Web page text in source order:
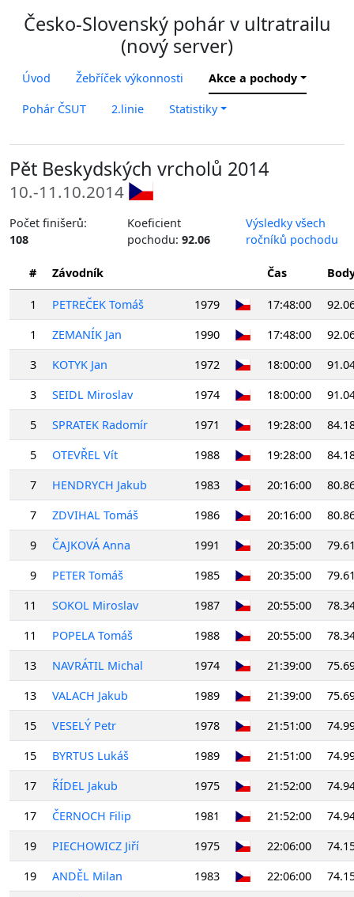
Česko-Slovenský pohár v ultratrailu
(nový server)
Úvod Žebříček výkonnosti Akce a pochody
Pohár ČSUT 2.linie Statistiky
Pět Beskydských vrcholů 2014
10.-11.10.2014
Počet finišerů:
108
Koeficient
pochodu:92.06
Výsledky všech
ročníků pochodu
# Závodník Čas
1 PETREČEK Tomáš 1979 17:48:00
1
ZEMANÍK Jan 1990 17:48:00
3
KOTYK Jan 1972 18:00:00
3
SEIDL Miroslav 1974 18:00:00
5
SPRATEK Radomír 1971 19:28:00
5
OTEVŘEL Vít 1988 19:28:00
7
HENDRYCH Jakub 1983 20:16:00
7
ZDVIHAL Tomáš 1986 20:16:00
9
ČAJKOVÁ Anna 1991 20:35:00
9
PETER Tomáš 1985 20:35:00
11
SOKOL Miroslav 1987 20:55:00
11
POPELA Tomáš 1988 20:55:00
13
NAVRÁTIL Michal 1974 21:39:00
13
VALACH Jakub 1989 21:39:00
15
VESELÝ Petr 1978 21:51:00
15
BYRTUS Lukáš 1989 21:51:00
17
ŘÍDEL Jakub 1975 21:52:00
17
ČERNOCH Filip 1981 21:52:00
19
PIECHOWICZ Jiří 1975 22:06:00
19
ANDĚL Milan 1983 22:06:00